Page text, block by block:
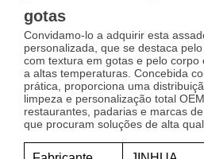
gotas
Convidamo-lo a adquirir esta
personalizada, que se destaca
com textura em gotas e pelo corpo
a altas temperaturas. Concebida
prática, proporciona uma
limpeza e personalização total
restaurantes, padarias e marcas
que procuram soluções de alta